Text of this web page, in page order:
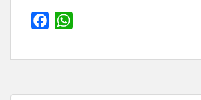
c
b
a
s